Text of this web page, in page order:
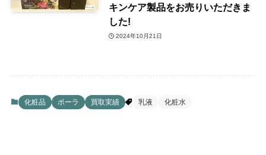
キンケア製品をお売りいただきま
した!
2024年10月21日
化粧品 ポーラ 買取実績 乳液 化粧水